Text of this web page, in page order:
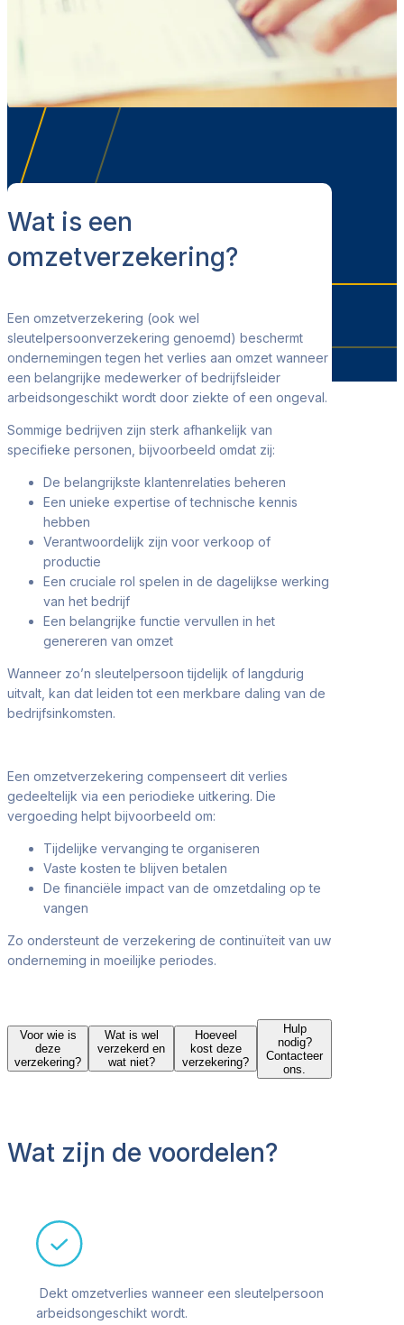
Wat is een
omzetverzekering?
Een omzetverzekering (ook wel
sleutelpersoonverzekering genoemd) beschermt
ondernemingen tegen het verlies aan omzet wanneer
een belangrijke medewerker of bedrijfsleider
arbeidsongeschikt wordt door ziekte of een ongeval.
Sommige bedrijven zijn sterk afhankelijk van
specifieke personen, bijvoorbeeld omdat zij:
De belangrijkste klantenrelaties beheren
Een unieke expertise of technische kennis
hebben
Verantwoordelijk zijn voor verkoop of
productie
Een cruciale rol spelen in de dagelijkse werking
van het bedrijf
Een belangrijke functie vervullen in het
genereren van omzet
Wanneer zo’n sleutelpersoon tijdelijk of langdurig
uitvalt, kan dat leiden tot een merkbare daling van de
bedrijfsinkomsten.
Een omzetverzekering compenseert dit verlies
gedeeltelijk via een periodieke uitkering. Die
vergoeding helpt bijvoorbeeld om:
Tijdelijke vervanging te organiseren
Vaste kosten te blijven betalen
De financiële impact van de omzetdaling op te
vangen
Zo ondersteunt de verzekering de continuïteit van uw
onderneming in moeilijke periodes.
Voor wie is
deze
verzekering?
Wat is wel
verzekerd en
wat niet?
Hoeveel
kost deze
verzekering?
Hulp
nodig?
Contacteer
ons.
Wat zijn de voordelen?
Dekt omzetverlies wanneer een sleutelpersoon
arbeidsongeschikt wordt.